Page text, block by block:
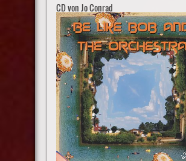
CD von Jo Conrad